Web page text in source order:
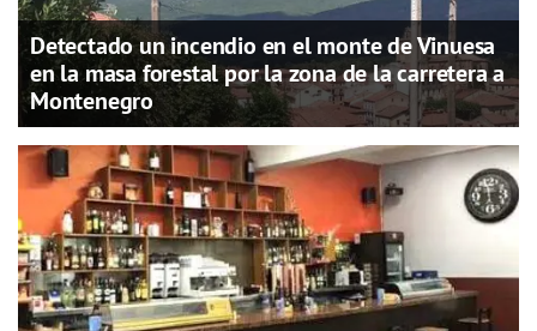
Detectado un incendio en el monte de Vinuesa
en la masa forestal por la zona de la carretera a
Montenegro